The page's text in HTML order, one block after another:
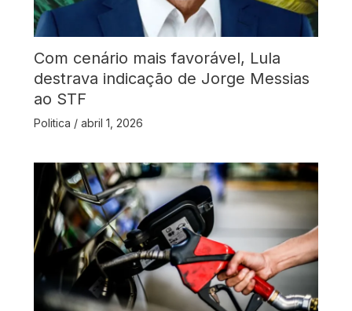
Com cenário mais favorável, Lula
destrava indicação de Jorge Messias
ao STF
Politica / abril 1, 2026